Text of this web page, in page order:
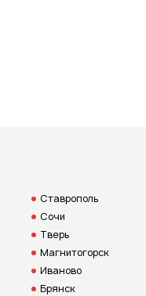
Ставрополь
Сочи
Тверь
Магнитогорск
Иваново
Брянск